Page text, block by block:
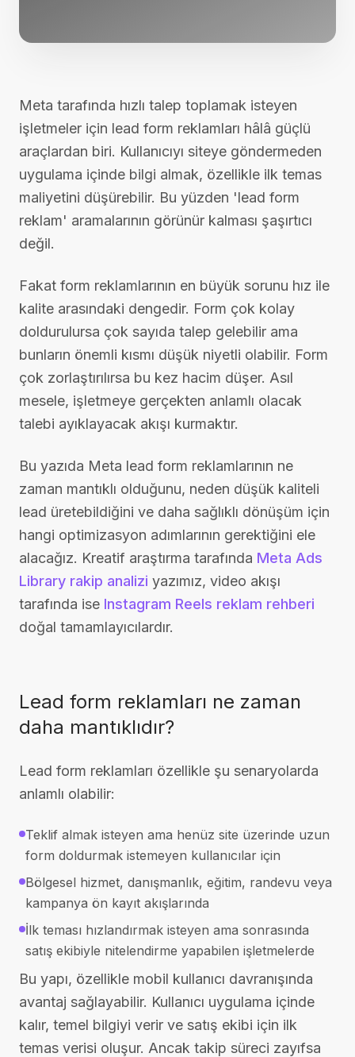
Meta tarafında hızlı talep toplamak isteyen
işletmeler için lead form reklamları hâlâ güçlü
araçlardan biri. Kullanıcıyı siteye göndermeden
uygulama içinde bilgi almak, özellikle ilk temas
maliyetini düşürebilir. Bu yüzden 'lead form
reklam' aramalarının görünür kalması şaşırtıcı
değil.
Fakat form reklamlarının en büyük sorunu hız ile
kalite arasındaki dengedir. Form çok kolay
doldurulursa çok sayıda talep gelebilir ama
bunların önemli kısmı düşük niyetli olabilir. Form
çok zorlaştırılırsa bu kez hacim düşer. Asıl
mesele, işletmeye gerçekten anlamlı olacak
talebi ayıklayacak akışı kurmaktır.
Bu yazıda Meta lead form reklamlarının ne
zaman mantıklı olduğunu, neden düşük kaliteli
lead üretebildiğini ve daha sağlıklı dönüşüm için
hangi optimizasyon adımlarının gerektiğini ele
alacağız. Kreatif araştırma tarafında Meta Ads
Library rakip analizi yazımız, video akışı
tarafında ise Instagram Reels reklam rehberi
doğal tamamlayıcılardır.
Lead form reklamları ne zaman
daha mantıklıdır?
Lead form reklamları özellikle şu senaryolarda
anlamlı olabilir:
Teklif almak isteyen ama henüz site üzerinde uzun
form doldurmak istemeyen kullanıcılar için
Bölgesel hizmet, danışmanlık, eğitim, randevu veya
kampanya ön kayıt akışlarında
İlk teması hızlandırmak isteyen ama sonrasında
satış ekibiyle nitelendirme yapabilen işletmelerde
Bu yapı, özellikle mobil kullanıcı davranışında
avantaj sağlayabilir. Kullanıcı uygulama içinde
kalır, temel bilgiyi verir ve satış ekibi için ilk
temas verisi oluşur. Ancak takip süreci zayıfsa